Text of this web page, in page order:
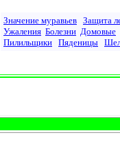
Значение муравьев
Защита
Ужаления Болезни Домовые
Пилильщики
Пяденицы